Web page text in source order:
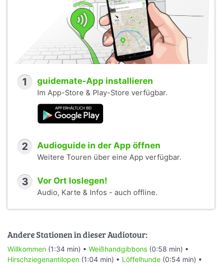
1 guidemate-App installieren
Im App-Store & Play-Store verfügbar.
2 Audioguide in der App öffnen
Weitere Touren über eine App verfügbar.
3 Vor Ort loslegen!
Audio, Karte & Infos - auch offline.
Andere Stationen in dieser Audiotour:
Willkommen (1:34 min) • Weißhandgibbons (0:58 min) •
Hirschziegenantilopen (1:04 min) • Löffelhunde (0:54 min) •